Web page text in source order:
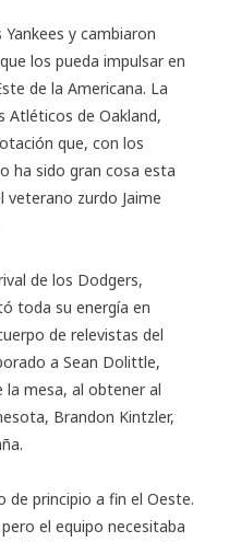
y cambiaron
los pueda impulsar en
de la Americana. La
Atléticos de Oakland,
que, con los
ha sido gran cosa esta
veterano zurdo Jaime
de los Dodgers,
toda su energía en
de relevistas del
a Sean Dolittle,
la mesa, al obtener al
Brandon Kintzler,
principio a fin el Oeste.
el equipo necesitaba